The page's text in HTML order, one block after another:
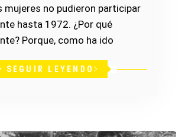
mujeres no pudieron participar
hasta 1972. ¿Por qué
Porque, como ha ido
SEGUIR LEYENDO